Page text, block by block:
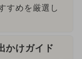
すめを厳選し
かけガイド